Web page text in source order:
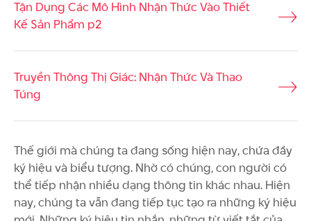
Tận Dụng Các Mô Hình Nhận Thức Vào Thiết
Kế Sản Phẩm p2
Truyền Thông Thị Giác: Nhận Thức Và Thao
Túng
Thế giới mà chúng ta đang sống hiện nay, chứa đầy
ký hiệu và biểu tượng. Nhờ có chúng, con người có
thể tiếp nhận nhiều dạng thông tin khác nhau. Hiện
nay, chúng ta vẫn đang tiếp tục tạo ra những ký hiệu